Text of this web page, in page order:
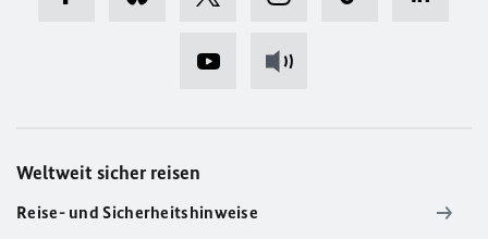
Weltweit sicher reisen
Reise- und Sicherheitshinweise